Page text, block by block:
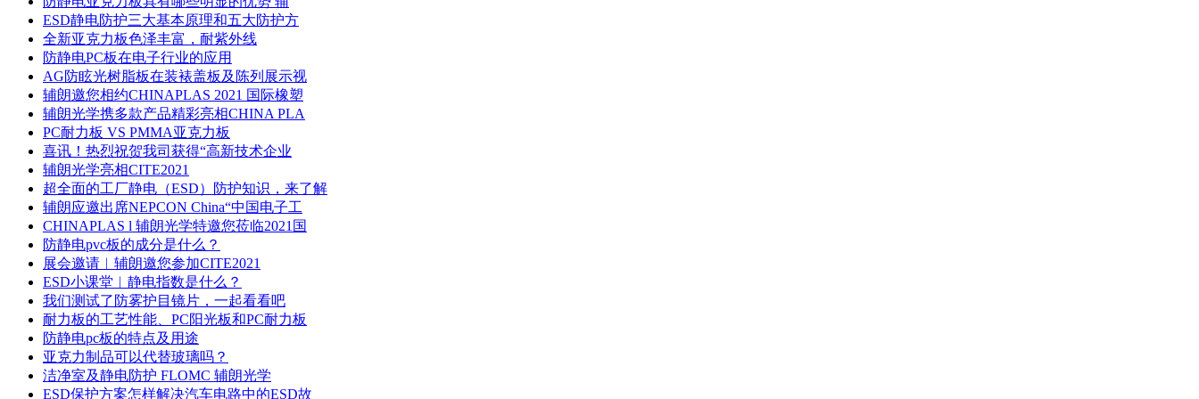
ESD静电防护三大基本原理和五大防护方
全新亚克力板色泽丰富，耐紫外线
防静电PC板在电子行业的应用
AG防眩光树脂板在装裱盖板及陈列展示视
辅朗邀您相约CHINAPLAS 2021 国际橡塑
辅朗光学携多款产品精彩亮相CHINA PLA
PC耐力板 VS PMMA亚克力板
喜讯！热烈祝贺我司获得“高新技术企业
辅朗光学亮相CITE2021
超全面的工厂静电（ESD）防护知识，来了解
辅朗应邀出席NEPCON China“中国电子工
CHINAPLAS l 辅朗光学特邀您莅临2021国
防静电pvc板的成分是什么？
展会邀请︱辅朗邀您参加CITE2021
ESD小课堂︱静电指数是什么？
我们测试了防雾护目镜片，一起看看吧
耐力板的工艺性能、PC阳光板和PC耐力板
防静电pc板的特点及用途
亚克力制品可以代替玻璃吗？
洁净室及静电防护 FLOMC 辅朗光学
ESD保护方案怎样解决汽车电路中的ESD故